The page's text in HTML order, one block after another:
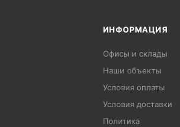
ИНФОРМАЦИЯ
Офисы и склады
Наши объекты
Условия оплаты
Условия доставки
Политика